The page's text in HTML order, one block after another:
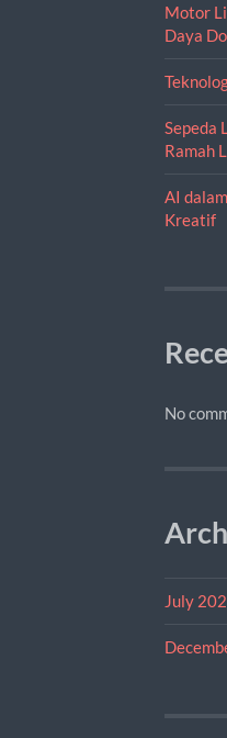
Motor
Daya
Sepeda
Ramah
AI
Kreatif
No
July